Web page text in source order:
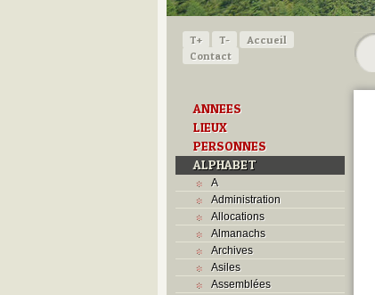
T+ T-
Accueil
Contact
ANNEES
LIEUX
PERSONNES
ALPHABET
A
Administration
Allocations
Almanachs
Archives
Asiles
Assemblées